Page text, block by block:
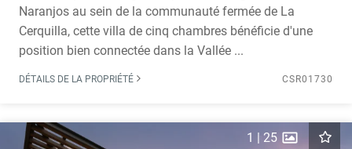
Naranjos au sein de la communauté fermée de La
Cerquilla, cette villa de cinq chambres bénéficie d'une
position bien connectée dans la Vallée ...
DÉTAILS DE LA PROPRIÉTÉ CSR01730
1 | 25